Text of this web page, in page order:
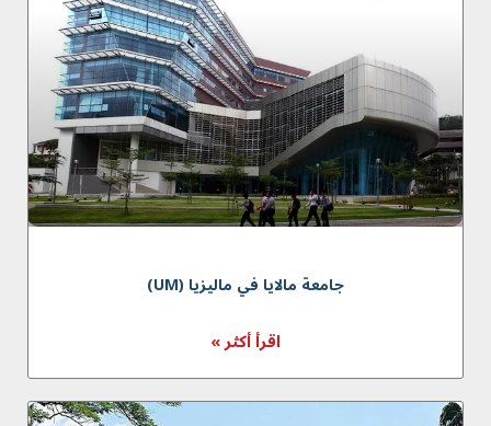
جامعة مالايا في مالیزیا (UM)
اقرأ أكثر »